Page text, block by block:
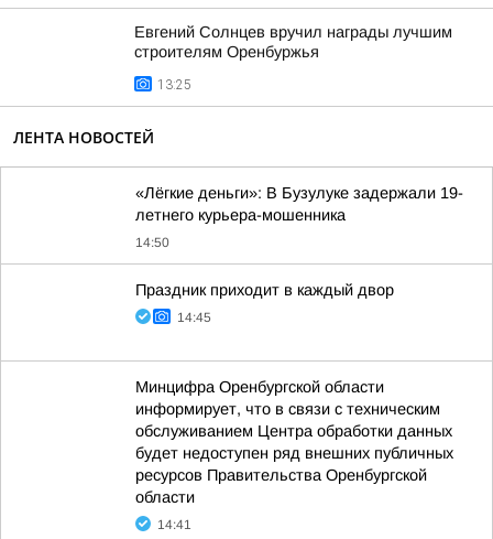
Евгений Солнцев вручил награды лучшим
строителям Оренбуржья
13:25
ЛЕНТА НОВОСТЕЙ
«Лёгкие деньги»: В Бузулуке задержали 19-
летнего курьера-мошенника
14:50
Праздник приходит в каждый двор
14:45
Минцифра Оренбургской области
информирует, что в связи с техническим
обслуживанием Центра обработки данных
будет недоступен ряд внешних публичных
ресурсов Правительства Оренбургской
области
14:41